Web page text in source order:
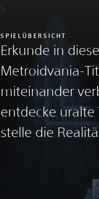
SPIELÜBERSICHT
Erkunde in
Metroidvania-
miteinander
entdecke
stelle die